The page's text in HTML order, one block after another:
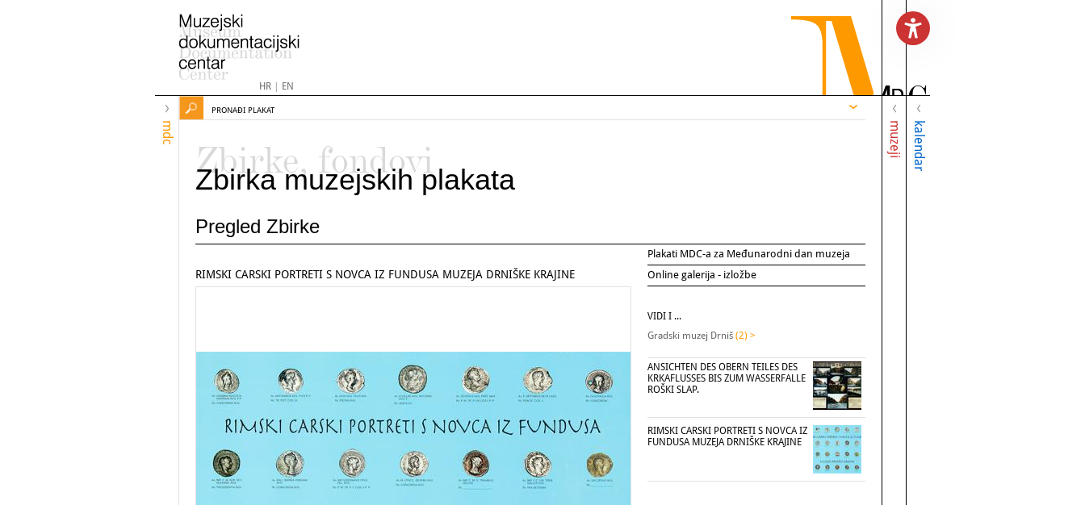
HR| EN
mdc muzeji kalendar
PRONAĐI PLAKAT
Zbirke, fondovi
Zbirka muzejskih plakata
Pregled Zbirke
Plakati MDC-a za Međunarodni dan muzeja
Online galerija - izložbe
RIMSKI CARSKI PORTRETI S NOVCA IZ FUNDUSA MUZEJA DRNIŠKE KRAJINE
VIDI I ...
Gradski muzej Drniš (2) >
ANSICHTEN DES OBERN TEILES DES
KRKAFLUSSES BIS ZUM WASSERFALLE
ROŠKI SLAP.
RIMSKI CARSKI PORTRETI S NOVCA IZ
FUNDUSA MUZEJA DRNIŠKE KRAJINE